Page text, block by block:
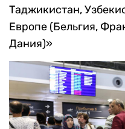
Таджикистан,
Европе (Бельгия,
Дания)»